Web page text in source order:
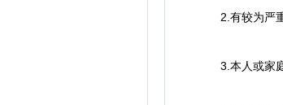
2.有较为严重
3.本人或家庭